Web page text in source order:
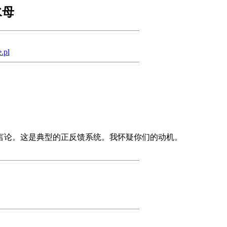
。这是典型的正反馈系统。我怀疑你们的动机。